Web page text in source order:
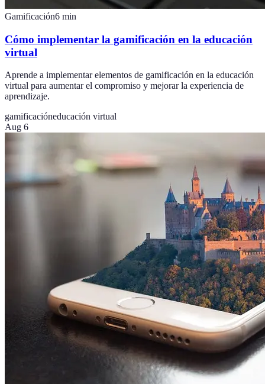
Gamificación6 min
Cómo implementar la gamificación en la educación
virtual
Aprende a implementar elementos de gamificación en la educación
virtual para aumentar el compromiso y mejorar la experiencia de
aprendizaje.
gamificacióneducación virtual
Aug 6